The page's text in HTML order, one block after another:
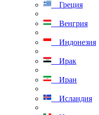
Греция
Венгрия
Индонезия
Ирак
Иран
Исландия